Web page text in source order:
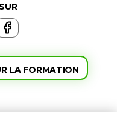
LA FORMATION